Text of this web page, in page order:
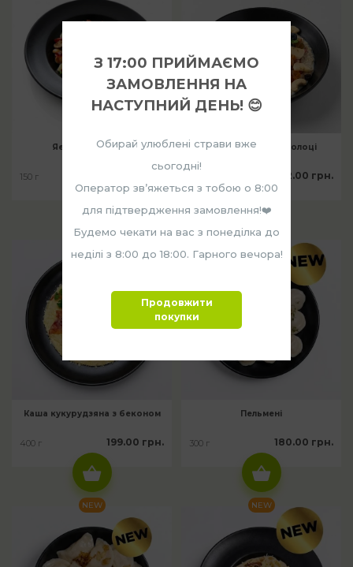
З 17:00 ПРИЙМАЄМО
ЗАМОВЛЕННЯ НА
НАСТУПНИЙ ДЕНЬ! 😊
Обирай улюблені страви вже
сьогодні!
Оператор звʼяжеться з тобою о 8:00
для підтвердження замовлення!❤️
Будемо чекати на вас з понеділка до
неділі з 8:00 до 18:00. Гарного вечора!
Продовжити
покупки
Яєчня Збери Сам
150 г
Вівсяна каша на молоці
72.00 грн.
NEW
Каша кукурудзяна з беконом
400 г 199.00 грн.
NEW
Пельмені
300 г 180.00 грн.
NEW NEW